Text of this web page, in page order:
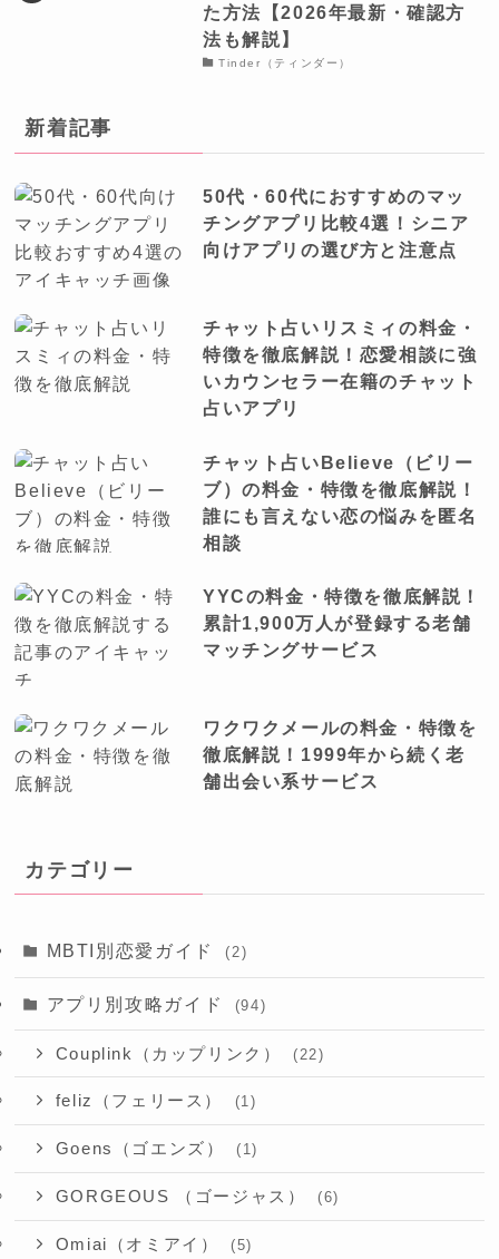
た方法【2026年最新・確認方
法も解説】
Tinder（ティンダー）
新着記事
50代・60代におすすめのマッ
チングアプリ比較4選！シニア
向けアプリの選び方と注意点
チャット占いリスミィの料金・
特徴を徹底解説！恋愛相談に強
いカウンセラー在籍のチャット
占いアプリ
チャット占いBelieve（ビリー
ブ）の料金・特徴を徹底解説！
誰にも言えない恋の悩みを匿名
相談
YYCの料金・特徴を徹底解説！
累計1,900万人が登録する老舗
マッチングサービス
ワクワクメールの料金・特徴を
徹底解説！1999年から続く老
舗出会い系サービス
カテゴリー
MBTI別恋愛ガイド (2)
アプリ別攻略ガイド (94)
Couplink（カップリンク） (22)
feliz（フェリース） (1)
Goens（ゴエンズ） (1)
GORGEOUS （ゴージャス） (6)
Omiai（オミアイ） (5)